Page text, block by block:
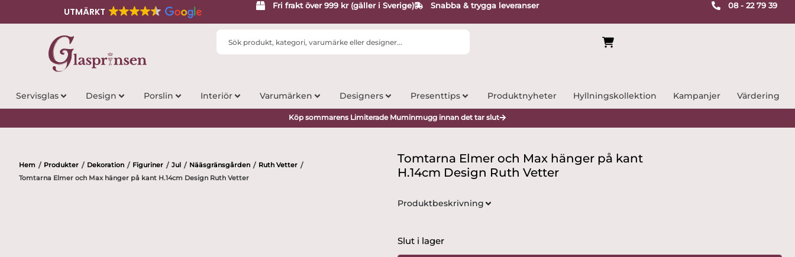
UTMÄRKT
Fri frakt över 999 kr (gäller i Sverige) Snabba & trygga leveranser 08 - 22 79 39
Search
Servisglas Design Porslin Interiör Varumärken Designers Presenttips Produktnyheter Hyllningskollektion Kampanjer Värdering
Köp sommarens Limiterade Muminmugg innan det tar slut
Hem / Produkter / Dekoration / Figuriner / Jul / Nääsgränsgården / Ruth Vetter /
Tomtarna Elmer och Max hänger på kant H.14cm Design Ruth Vetter
Tomtarna Elmer och Max hänger på kant
H.14cm Design Ruth Vetter
Produktbeskrivning
Slut i lager